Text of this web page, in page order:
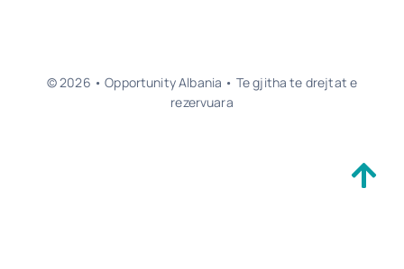
© 2026 • Opportunity Albania • Te gjitha te drejtat e
rezervuara